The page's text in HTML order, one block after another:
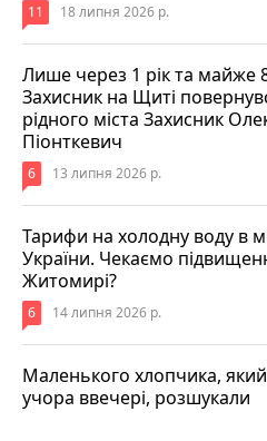
11 18 липня 2026 р.
Лише через 1 рік та майже
Захисник на Щиті
рідного міста Захисник
Піонткевич
6 13 липня 2026 р.
Тарифи на холодну воду в
України. Чекаємо
Житомирі?
6 14 липня 2026 р.
Маленького хлопчика,
учора ввечері, розшукали